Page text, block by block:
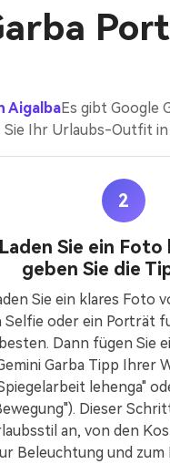
AigalbaEs gibt Google
Sie Ihr Urlaubs-Outfit in
2
Laden Sie ein Foto
geben Sie die
Sie ein klares Foto
Selfie oder ein Porträt
besten. Dann fügen Sie
Garba Tipp Ihrer
lehenga"
Dieser
an, von den
Beleuchtung und